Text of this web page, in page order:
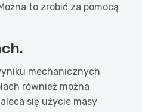
to zrobić za pomocą
mechanicznych
również można
się użycie masy